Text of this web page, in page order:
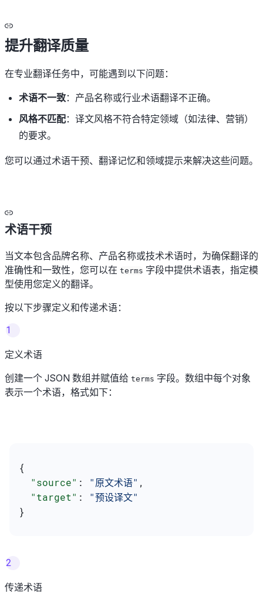
提升翻译质量
在专业翻译任务中，可能遇到以下问题：
术语不一致：产品名称或行业术语翻译不正确。
风格不匹配：译文风格不符合特定领域（如法律、营销）
的要求。
您可以通过术语干预、翻译记忆和领域提示来解决这些问题。
术语干预
当文本包含品牌名称、产品名称或技术术语时，为确保翻译的
准确性和一致性，您可以在 terms 字段中提供术语表，指定模
型使用您定义的翻译。
按以下步骤定义和传递术语：
1
定义术语
创建一个 JSON 数组并赋值给 terms 字段。数组中每个对象
表示一个术语，格式如下：
{
  "source"
: "原文术语" ,
  "target"
: "预设译文"
}
2
传递术语